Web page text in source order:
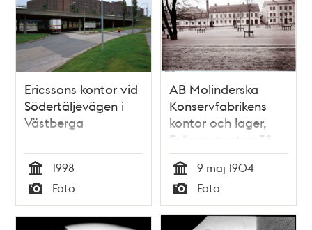
Ericssons kontor vid
Södertäljevägen i
Västberga
Tid
1998
Typ
Foto
AB Molinderska
Konservfabrikens
kontor och lager,
Folkungagatan 38
Tid
9 maj 1904
Typ
Foto